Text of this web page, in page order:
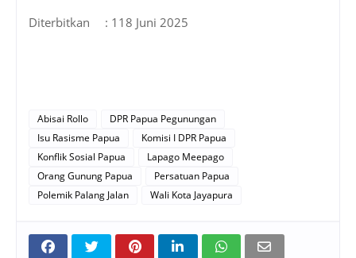
Diterbitkan
: 118 Juni 2025
Abisai Rollo
DPR Papua Pegunungan
Isu Rasisme Papua
Komisi I DPR Papua
Konflik Sosial Papua
Lapago Meepago
Orang Gunung Papua
Persatuan Papua
Polemik Palang Jalan
Wali Kota Jayapura